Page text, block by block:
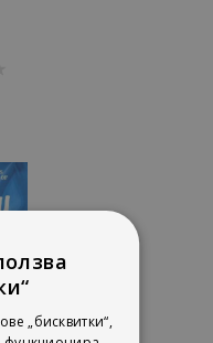
„бисквитки“,